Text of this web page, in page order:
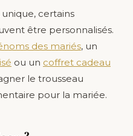
certains
être personnalisés.
des mariés, un
ou un coffret cadeau
le trousseau
pour la mariée.